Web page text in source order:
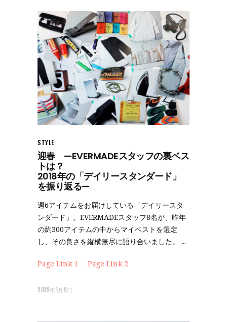
STYLE
迎春 —EVERMADEスタッフの裏ベス
トは？
2018年の「デイリースタンダード」
を振り返る—
週6アイテムをお届けしている「デイリースタ
ンダード」。EVERMADEスタッフ8名が、昨年
の約300アイテムの中からマイベストを選定
し、その良さを縦横無尽に語り合いました。
Page Link 1 Page Link 2
2019年1月9日